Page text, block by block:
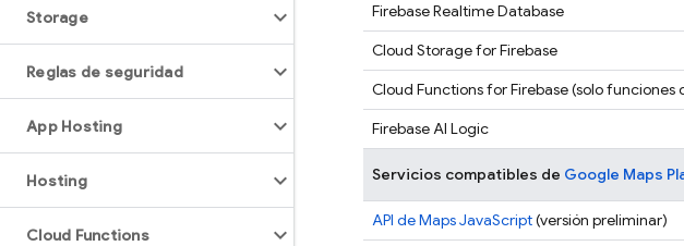
Storage
Reglas de seguridad
App Hosting
Hosting
Cloud Functions
Firebase Realtime Database
Cloud Storage for Firebase
Cloud Functions for Firebase(solo funciones
Firebase AI Logic
Servicios compatibles de Google Maps
API de Maps JavaScript(versión preliminar)